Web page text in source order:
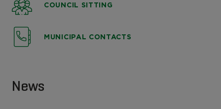
COUNCIL SITTING
MUNICIPAL CONTACTS
News